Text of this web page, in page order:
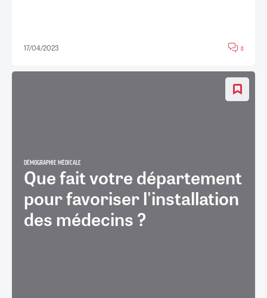
17/04/2023 0
DÉMOGRAPHIE MÉDICALE
Que fait votre département
pour favoriser l'installation
des médecins ?